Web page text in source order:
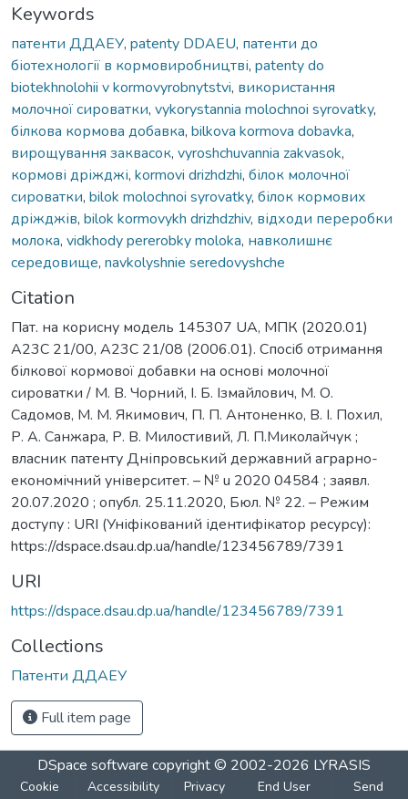
Keywords
патенти ДДАЕУ, patenty DDAEU, патенти до
біотехнології в кормовиробництві, patenty do
biotekhnolohii v kormovyrobnytstvi, використання
молочної сироватки, vykorystannia molochnoi syrovatky,
білкова кормова добавка, bilkova kormova dobavka,
вирощування заквасок, vyroshchuvannia zakvasok,
кормові дріжджі, kormovi drizhdzhi, білок молочної
сироватки, bilok molochnoi syrovatky, білок кормових
дріжджів, bilok kormovykh drizhdzhiv, відходи переробки
молока, vidkhody pererobky moloka, навколишнє
середовище, navkolyshnie seredovyshche
Citation
Пат. на корисну модель 145307 UA, МПК (2020.01)
A23C 21/00, A23C 21/08 (2006.01). Спосіб отримання
білкової кормової добавки на основі молочної
сироватки / М. В. Чорний, І. Б. Ізмайлович, М. О.
Садомов, М. М. Якимович, П. П. Антоненко, В. І. Похил,
Р. А. Санжара, Р. В. Милостивий, Л. П.Миколайчук ;
власник патенту Дніпровський державний аграрно-
економічний університет. – № u 2020 04584 ; заявл.
20.07.2020 ; опубл. 25.11.2020, Бюл. № 22. – Режим
доступу : URI (Уніфікований ідентифікатор ресурсу):
https://dspace.dsau.dp.ua/handle/123456789/7391
URI
https://dspace.dsau.dp.ua/handle/123456789/7391
Collections
Патенти ДДАЕУ
Full item page
DSpace software copyright © 2002-2026 LYRASIS
Cookie
Accessibility
Privacy
End User
Send